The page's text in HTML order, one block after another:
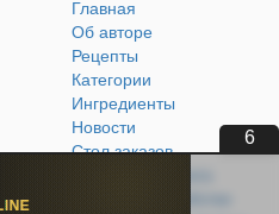
5
Главная
Об авторе
Рецепты
Категории
Ингредиенты
Новости
Стол заказов
Кулинарная книга
Политика обработки